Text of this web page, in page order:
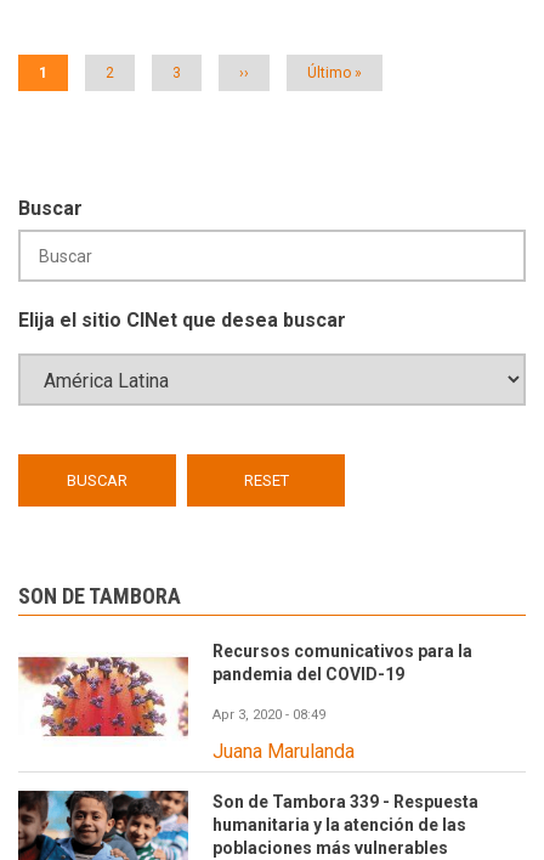
Página
actual
1 Página
2 Página
3
Siguiente
página
››
Última
página
Último »
Buscar
Elija el sitio CINet que desea buscar
SON DE TAMBORA
Recursos comunicativos para la
pandemia del COVID-19
Apr 3, 2020 - 08:49
Juana Marulanda
Son de Tambora 339 - Respuesta
humanitaria y la atención de las
poblaciones más vulnerables